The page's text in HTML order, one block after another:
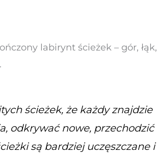
labirynt ścieżek – gór, łąk,
ścieżek, że każdy znajdzie
odkrywać nowe, przechodzić
są bardziej uczęszczane i